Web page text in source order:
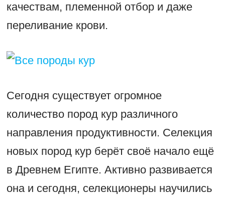
качествам, племенной отбор и даже
переливание крови.
Сегодня существует огромное
количество пород кур различного
направления продуктивности. Селекция
новых пород кур берёт своё начало ещё
в Древнем Египте. Активно развивается
она и сегодня, селекционеры научились